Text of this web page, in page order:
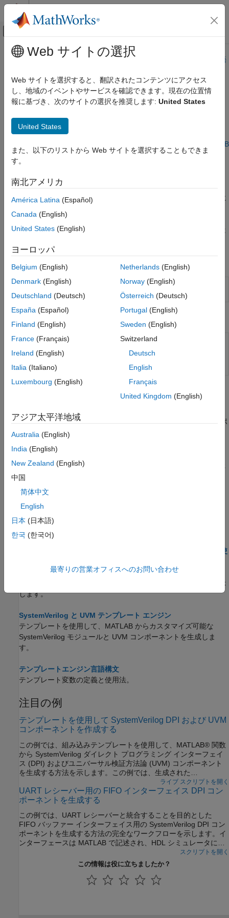
コンテンツへスキップ
オフキャンバス ナビゲーション メ
ドキュメンテーションのホーム
FPGA、ASIC、および SoC 開発
HDL Verifier
カテゴリ
UVM を生成
Simulink サブシステムの DPI 生成
トランザクション レベル モデルの生成
メインコンテンツ
このページは機械翻訳を使用して翻訳されました。最新版の英語
MATLAB コードの DPI の生成
MATLAB
する
MATLAB
による DPI コンポーネント生成に関する考慮事項を参照してく
ださい。
この機能を使用するには、ASIC Testbench for HDL Verifierアド
オンをダウンロードしてインストールしてください。この機能に
すべての DPI 生成機能が
で使用できるわけでは
関数
dpigen MATLAB
関数から UVM または SystemVerilog DPI
コンポーネントを生成する
オブジェクト
svdpiConfiguration
MATLAB から UVM および
SystemVerilog コンポーネント生成の
ワークフローを構成する
このトピックでは、MATLAB 関数から SystemVerilog DPI コンポ
ーネントを作成するワークフローについて説明します。
MATLAB による DPI コンポーネント生成に関する考慮事項
MATLAB 関数を、SystemVerilog シミュレーションで使用するた
めに、ダイレクト プログラミング インターフェイス (DPI) を持
SystemVerilogで生成された DPI 関数を使用する
生成された DPI コンポーネントをSystemVerilog環境にエクスポ
SystemVerilog DPI コンポーネントで可変サイズのベクトルを使
この例では、可変長の入力または出力を持つ SystemVerilog DPI
(SVDPI) コンポーネントを構成、生成、および使用する方法を示
します。
SystemVerilog と UVM テンプレート エンジン
テンプレートを使用して、MATLAB からカスタマイズ可能な
SystemVerilog モジュールと UVM コンポーネントを生成しま
す。
テンプレートエンジン言語構文
テンプレート変数の定義と使用法。
注目の例
テンプレートを使用して SystemVerilog DPI および UVM
コンポーネントを作成する
この例では、組み込みテンプレートを使用して、MATLAB® 関数
から SystemVerilog ダイレクト プログラミング インターフェイ
ス (DPI) およびユニバーサル検証方法論 (UVM) コンポーネント
を生成する方法を示します。この例では、生成された
SystemVerilog とそれがテンプレートとどのように関連している
かについても確認します。この例では、カスタム テンプレートを
作成するために使用できる基本的なテンプレート機能について説
ライブ スクリプトを開く
UART レシーバー用の FIFO インターフェイス DPI コン
ポーネントを生成する
この例では、UART レシーバーと統合することを目的とした
FIFO バッファー インターフェイス用の SystemVerilog DPI コン
ポーネントを生成する方法の完全なワークフローを示します。イ
ンターフェースは MATLAB で記述され、HDL シミュレータにエ
クスポートされます。UART レシーバーとそのテストベンチ用の
SystemVerilog ファイルも提供されます。
スクリプトを開く
この情報は役に立ちましたか？
Web サイトの選択
Web サイトを選択すると、翻訳されたコンテンツにアクセス
し、地域のイベントやサービスを確認できます。現在の位置情
報に基づき、次のサイトの選択を推奨します: United States
United States
また、以下のリストから Web サイトを選択することもできま
す。
南北アメリカ
América Latina (Español)
Canada (English)
United States (English)
ヨーロッパ
Belgium (English)
Denmark (English)
Deutschland (Deutsch)
España (Español)
Finland (English)
France (Français)
Ireland (English)
Italia (Italiano)
Luxembourg (English)
Netherlands(English)
Norway(English)
Österreich (Deutsch)
Portugal(English)
Sweden (English)
Switzerland
Deutsch
English
Français
United Kingdom (English)
アジア太平洋地域
Australia (English)
India (English)
New Zealand (English)
中国
简体中文
English
日本 (日本語)
한국 (한국어)
最寄りの営業オフィスへのお問い合わせ